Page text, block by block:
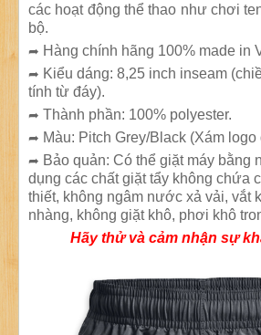
các hoạt động thể thao như chơi
bộ.
➦ Hàng chính hãng 100% made in
➦ Kiểu dáng: 8,25 inch inseam
tính từ đáy).
➦ Thành phần: 100% polyester.
➦ Màu: Pitch Grey/Black (Xám logo
➦ Bảo quản: Có thể giặt máy bằng
dụng các chất giặt tẩy không chứa
thiết, không ngâm nước xả vải, vắt
nhàng, không giặt khô, phơi khô
Hãy thử và cảm nhận sự